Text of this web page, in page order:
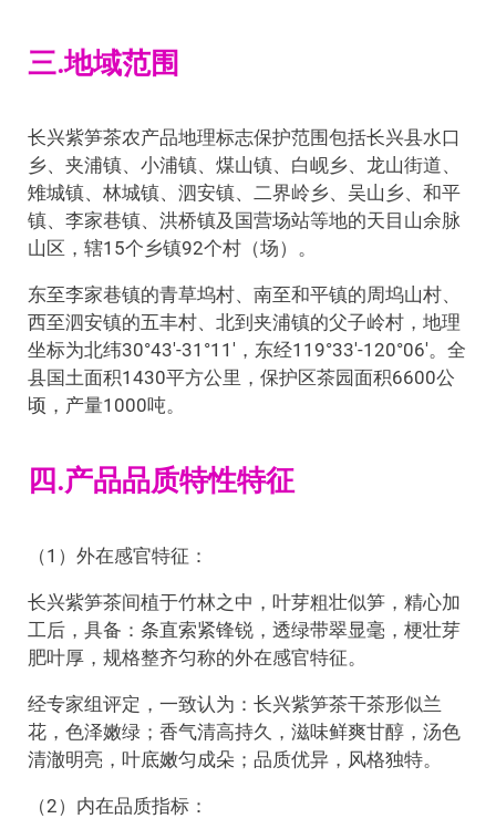
三.地域范围
长兴紫笋茶农产品地理标志保护范围包括长兴县水口
乡、夹浦镇、小浦镇、煤山镇、白岘乡、龙山街道、
雉城镇、林城镇、泗安镇、二界岭乡、吴山乡、和平
镇、李家巷镇、洪桥镇及国营场站等地的天目山余脉
山区，辖15个乡镇92个村（场）。
东至李家巷镇的青草坞村、南至和平镇的周坞山村、
西至泗安镇的五丰村、北到夹浦镇的父子岭村，地理
坐标为北纬30°43′-31°11′，东经119°33′-120°06′。全
县国土面积1430平方公里，保护区茶园面积6600公
顷，产量1000吨。
四.产品品质特性特征
（1）外在感官特征：
长兴紫笋茶间植于竹林之中，叶芽粗壮似笋，精心加
工后，具备：条直索紧锋锐，透绿带翠显毫，梗壮芽
肥叶厚，规格整齐匀称的外在感官特征。
经专家组评定，一致认为：长兴紫笋茶干茶形似兰
花，色泽嫩绿；香气清高持久，滋味鲜爽甘醇，汤色
清澈明亮，叶底嫩匀成朵；品质优异，风格独特。
（2）内在品质指标：